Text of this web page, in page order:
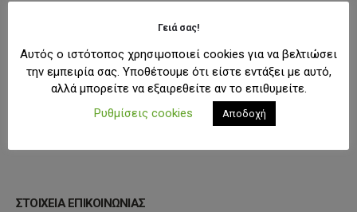
ΣΤΟΙΧΕΙΑ ΕΠΙΚΟΙΝΩΝΙΑΣ
Γειά σας!
Αυτός ο ιστότοπος χρησιμοποιεί cookies για να βελτιώσει
την εμπειρία σας. Υποθέτουμε ότι είστε εντάξει με αυτό,
αλλά μπορείτε να εξαιρεθείτε αν το επιθυμείτε.
Ρυθμίσεις cookies
Αποδοχή